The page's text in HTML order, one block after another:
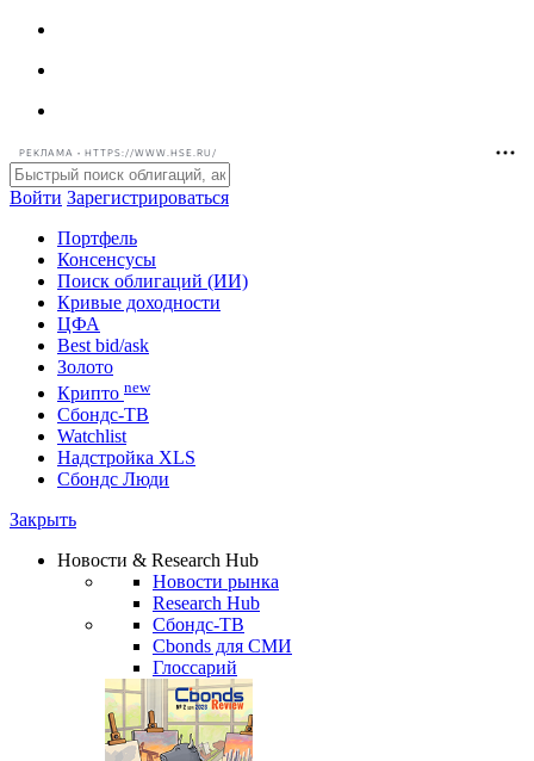
РЕКЛАМА • HTTPS://WWW.HSE.RU/
Войти Зарегистрироваться
Портфель
Консенсусы
Поиск облигаций (ИИ)
Кривые доходности
ЦФА
Best bid/ask
Золото
Крипто new
Watchlist
Сбондс Люди
Новости & Research Hub
Новости рынка
Research Hub
Сбондс-ТВ
Cbonds для СМИ
Глоссарий